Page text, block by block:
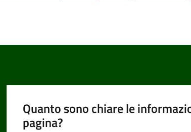
Quanto sono chiare le
pagina?